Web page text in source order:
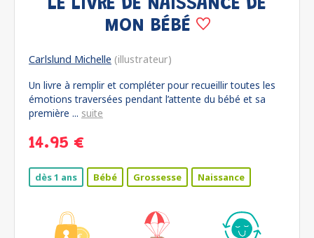
LE LIVRE DE NAISSANCE DE
MON BÉBÉ
Carlslund Michelle (illustrateur)
Un livre à remplir et compléter pour recueillir toutes les
émotions traversées pendant l’attente du bébé et sa
première ... suite
14.95 €
dès 1 ans Bébé Grossesse Naissance